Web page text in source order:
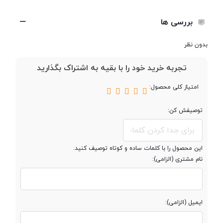
حافظه
حافظه داخلی
کمتر از 2 گیگابایت
پشتیبانی از کارت
حافظه جانبی
حداکثر ظرفیت
32 گيگابايت
بررسی ها
بدون نظر
تجربه خرید خود را با بقیه به اشتراک بگذارید
امتیاز کلی محصول:
توصیفش کن:
این محصول را با کلمات ساده و کوتاه توصیف کنید.
نام مشتری (الزامی):
ایمیل (الزامی):